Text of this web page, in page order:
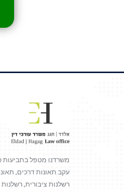
משרדנו מטפל בתביעות
עקב תאונות דרכים,
רשלנות ציבורית,